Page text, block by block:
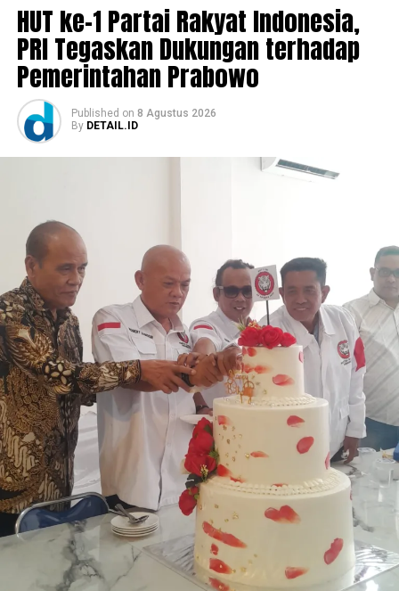
HUT ke-1 Partai Rakyat Indonesia,
PRI Tegaskan Dukungan terhadap
Pemerintahan Prabowo
Published on 8 Agustus 2026
By DETAIL.ID